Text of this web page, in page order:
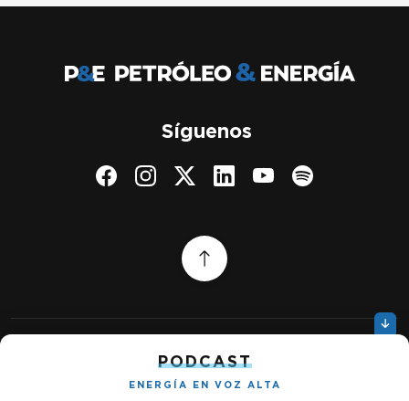
PODCAST
ENERGÍA EN VOZ ALTA
Síguenos
Política de privacidad